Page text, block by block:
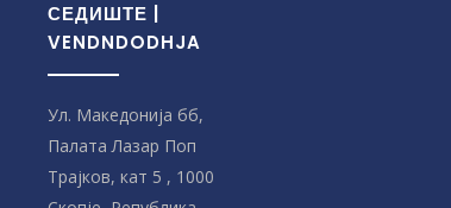
СЕДИШТЕ |
VENDNDODHJA
Ул. Македонија бб,
Палата Лазар Поп
Трајков, кат 5 , 1000